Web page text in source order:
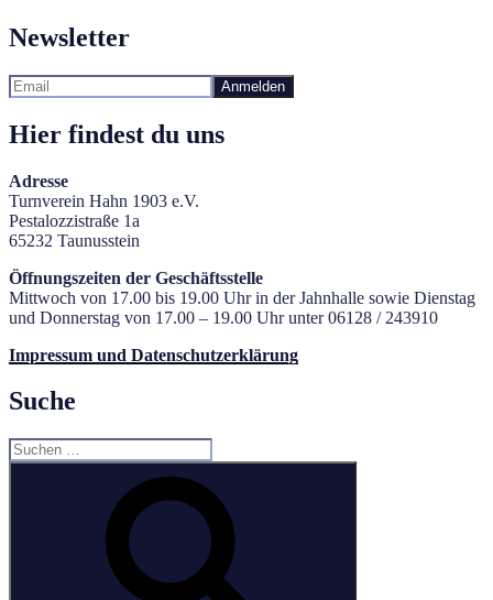
Newsletter
Hier findest du uns
Adresse
Turnverein Hahn 1903 e.V.
Pestalozzistraße 1a
65232 Taunusstein
Öffnungszeiten der Geschäftsstelle
Mittwoch von 17.00 bis 19.00 Uhr in der Jahnhalle sowie Dienstag
und Donnerstag von 17.00 – 19.00 Uhr unter 06128 / 243910
Impressum und Datenschutzerklärung
Suche
Suchen
nach: